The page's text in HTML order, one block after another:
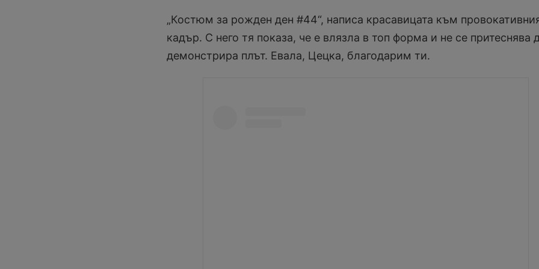
„Костюм за рожден ден #44“, написа красавицата към
кадър. С него тя показа, че е влязла в топ форма и не се притеснява
демонстрира плът. Евала, Цецка, благодарим ти.